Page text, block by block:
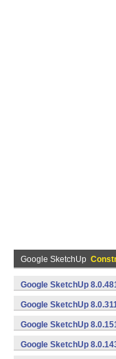
Google SketchUp
Google SketchUp
Google SketchUp
Google SketchUp
Google SketchUp